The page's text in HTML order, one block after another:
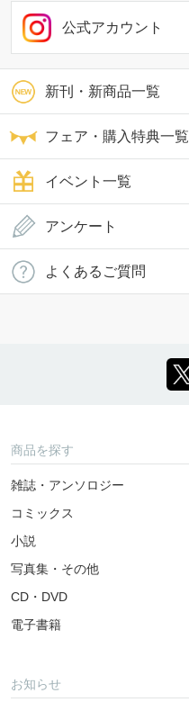
新刊・新商品一覧
フェア・購入特典一覧
イベント一覧
公式アカウント
アンケート
よくあるご質問
商品を探す
雑誌・アンソロジー
コミックス
小説
写真集・その他
CD・DVD
電子書籍
お知らせ